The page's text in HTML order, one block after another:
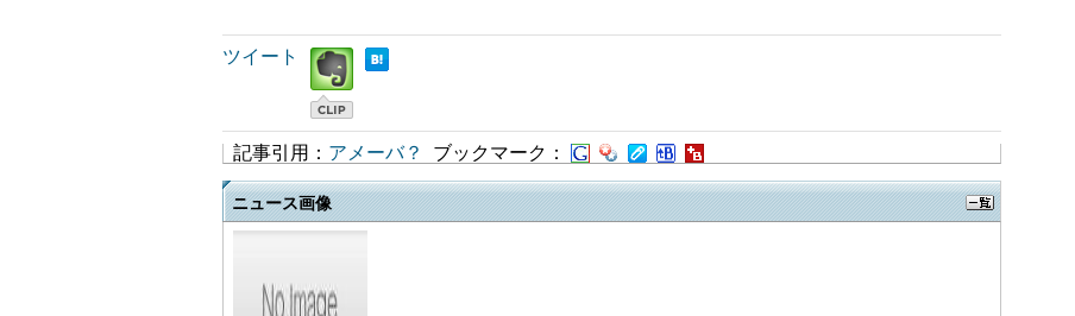
ツイート
記事引用： アメーバ？ ブックマーク：
ニュース画像